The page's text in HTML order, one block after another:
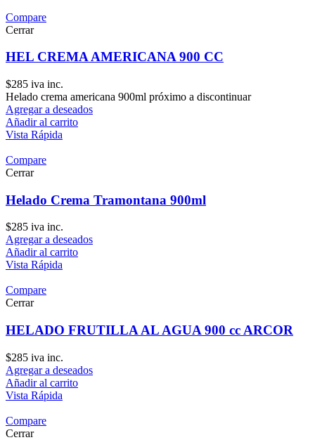
Compare
Cerrar
HEL CREMA AMERICANA 900 CC
$285 iva inc.
Helado crema americana 900ml próximo a discontinuar
Agregar a deseados
Añadir al carrito
Vista Rápida
Compare
Cerrar
Helado Crema Tramontana 900ml
$285 iva inc.
Agregar a deseados
Añadir al carrito
Vista Rápida
Compare
Cerrar
HELADO FRUTILLA AL AGUA 900 cc ARCOR
$285 iva inc.
Agregar a deseados
Añadir al carrito
Vista Rápida
Compare
Cerrar